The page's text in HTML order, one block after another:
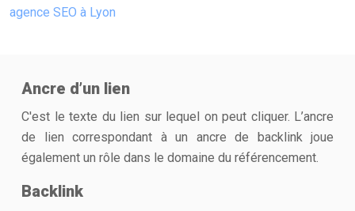
agence SEO à Lyon
Ancre d’un lien
C'est le texte du lien sur lequel on peut cliquer. L’ancre
de lien correspondant à un ancre de backlink joue
également un rôle dans le domaine du référencement.
Backlink